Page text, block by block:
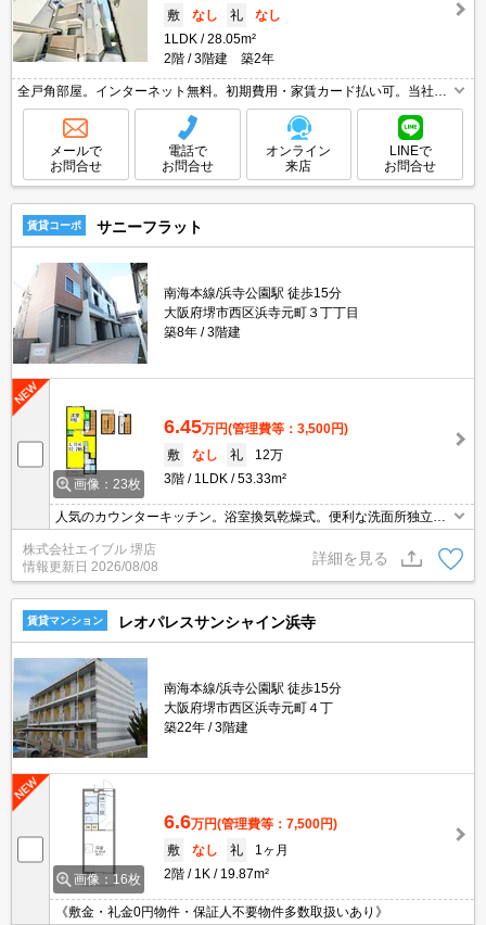
敷
なし 礼
なし
1LDK
28.05m²
2階
3階建 築2年
全戸角部屋。インターネット無料。初期費用・家賃カード払い可。当社に
てご成約のお客様に限り礼金0・敷金0・仲介手数料0。初期費用を抑えた
い人におすすめ。初期費用が50,000円以下です。
メールで
お問合せ
電話で
お問合せ
オンライン
来店
LINEで
お問合せ
賃貸コーポ サニーフラット
南海本線/浜寺公園駅 徒歩15分
大阪府堺市西区浜寺元町３丁丁目
築8年
3階建
画像：23枚
6.45万円(管理費等：3,500円)
敷
なし 礼
12万
3階
1LDK 53.33m²
人気のカウンターキッチン。浴室換気乾燥式。便利な洗面所独立タ
イプ。エアコン2基付き。単身からカップルまで。お問い合わせお
待ちしております。クレジットで家賃支払可。サポートシステム加
入要330円/月。
株式会社エイブル 堺店
情報更新日 2026/08/08
詳細を見る
賃貸マンション レオパレスサンシャイン浜寺
南海本線/浜寺公園駅 徒歩15分
大阪府堺市西区浜寺元町４丁
築22年
3階建
画像：16枚
6.6万円(管理費等：7,500円)
敷
なし 礼
1ヶ月
2階
1K 19.87m²
《敷金・礼金0円物件・保証人不要物件多数取扱いあり》